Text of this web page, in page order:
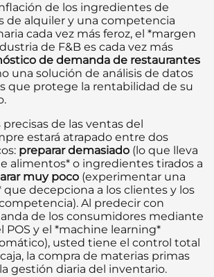
de los ingredientes de
de alquiler y una competencia
cada vez más feroz, el *margen
de F&B es cada vez más
de demanda de restaurantes
una solución de análisis de datos
que protege la rentabilidad de su
de las ventas del
estará atrapado entre dos
preparar demasiado (lo que lleva
alimentos* o ingredientes tirados a
muy poco (experimentar una
decepciona a los clientes y los
Al predecir con
de los consumidores mediante
POS y el *machine learning*
usted tiene el control total
la compra de materias primas
gestión diaria del inventario.